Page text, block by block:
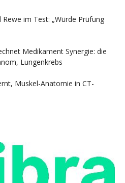
im Test: „Würde Prüfung
Medikament Synergie: die
Lungenkrebs
Muskel-Anatomie in CT-